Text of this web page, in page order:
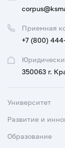
350063 г.
Приемная
+7 (800)
Университет
Развитие и
Образование